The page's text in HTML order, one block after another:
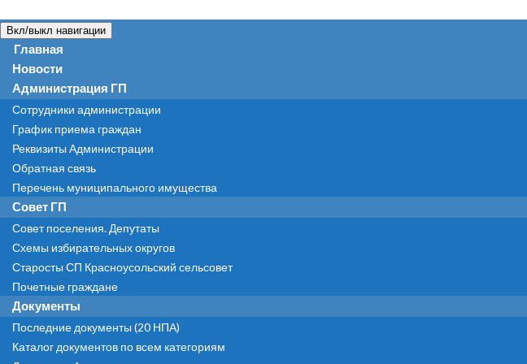
Вкл/выкл навигации
Главная
Новости
Администрация ГП
Сотрудники администрации
График приема граждан
Реквизиты Администрации
Обратная связь
Перечень муниципального имущества
Совет ГП
Совет поселения. Депутаты
Схемы избирательных округов
Старосты СП Красноусольский сельсовет
Почетные граждане
Документы
Последние документы (20 НПА)
Каталог документов по всем категориям